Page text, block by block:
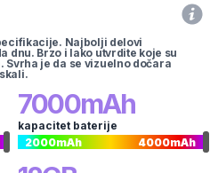
Najbolji delovi
dnu. Brzo i lako utvrdite koje su
je da se vizuelno dočara
7000mAh
kapacitet baterije
2000mAh 4000mAh